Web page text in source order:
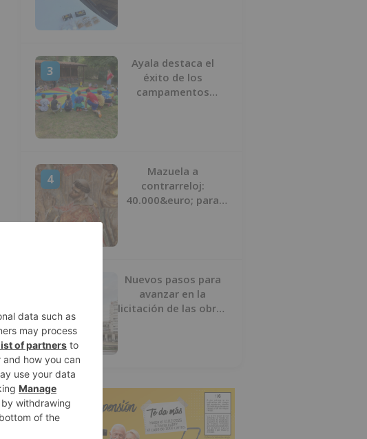
3
Ayala destaca el
éxito de los
campamentos
4
Mazuela a
contrarreloj:
40.000&euro; para
Nuevos pasos para
avanzar en la
licitación de las obras